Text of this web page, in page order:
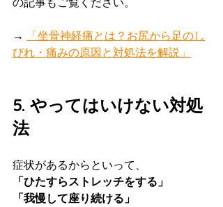
→
「坐骨神経痛とは？お尻から足のし
びれ・痛みの原因と対処法を解説」
5. やってはいけない対処
法
症状があるからといって、
「ひたすらストレッチをする」
「我慢して座り続ける」